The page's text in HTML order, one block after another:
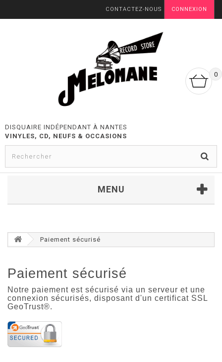
CONNEXION
CONTACTEZ-NOUS
0
DISQUAIRE INDÉPENDANT À NANTES
VINYLES, CD, NEUFS & OCCASIONS
MENU
Paiement sécurisé
Paiement sécurisé
Notre paiement est sécurisé via un serveur et une
connexion sécurisés, disposant d'un certificat SSL
GeoTrust®.